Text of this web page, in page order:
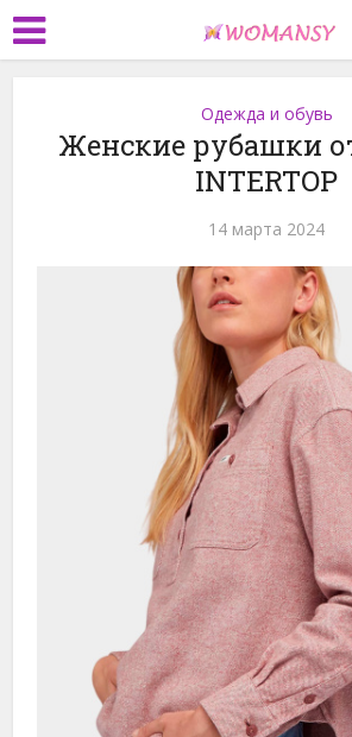
Одежда и обувь
Женские рубашки
INTERTOP
14 марта 2024